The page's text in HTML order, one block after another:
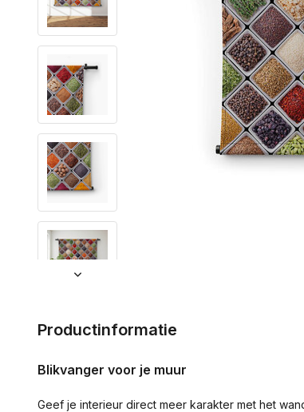
Productinformatie
Blikvanger voor je muur
Geef je interieur direct meer karakter met het